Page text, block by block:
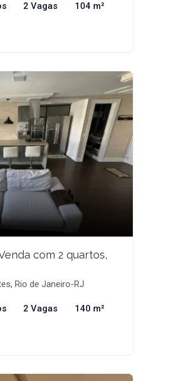
2 Vagas 104 m²
com 2 quartos,
Rio de Janeiro-RJ
2 Vagas 140 m²